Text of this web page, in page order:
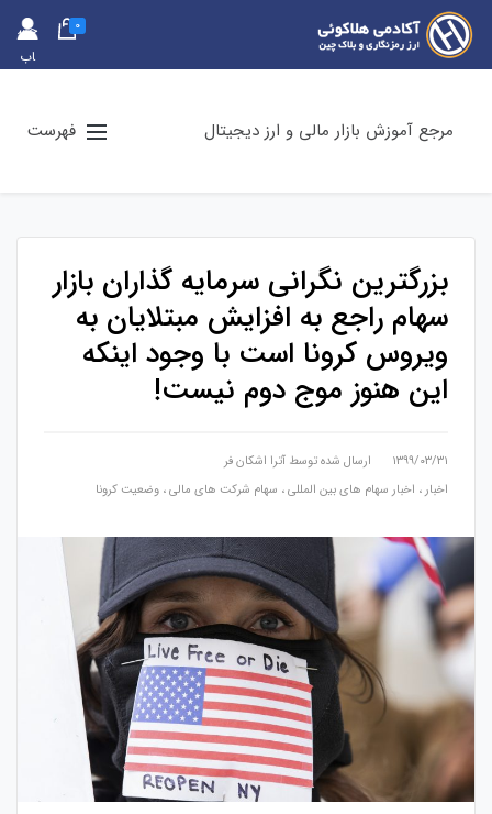
حس
اب
0
مرجع آموزش بازار مالی و ارز دیجیتال فهرست
بزرگترین نگرانی سرمایه گذاران بازار
سهام راجع به افزایش مبتلایان به
ویروس کرونا است با وجود اینکه
این هنوز موج دوم نیست!
۱۳۹۹/۰۳/۳۱ ارسال شده توسط آترا اشکان فر
اخبار ، اخبار سهام های بین المللی، سهام شرکت های مالی، وضعیت کرونا